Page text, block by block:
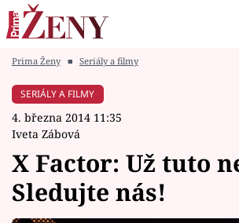
Módní alarm
Témata
Prima Ženy ■ Seriály a filmy
SERIÁLY A FILMY
4. března 2014 11:35
Iveta Zábová
X Factor: Už tuto
Sledujte nás!